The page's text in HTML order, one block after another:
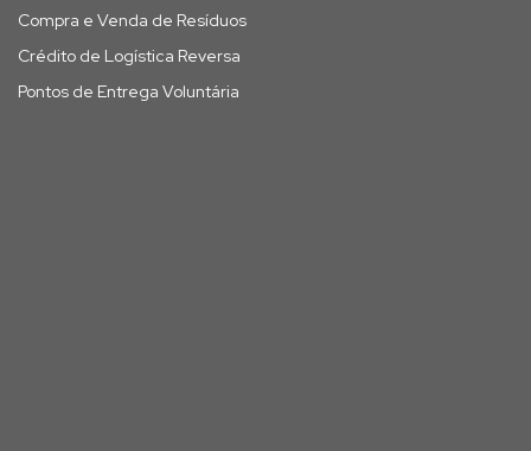
Compra e Venda de Resíduos
Crédito de Logística Reversa
Pontos de Entrega Voluntária